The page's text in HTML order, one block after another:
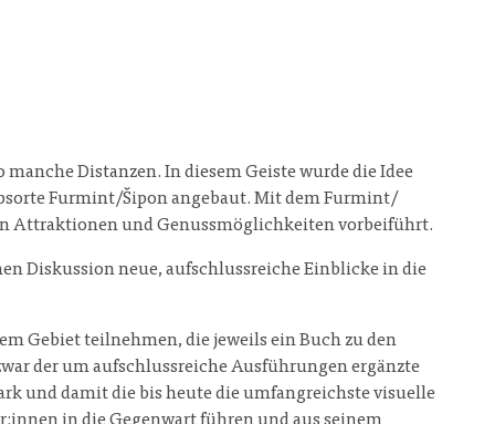
Distanzen. In diesem Geiste wurde die Idee
Furmint/Šipon angebaut. Mit dem Furmint/
Attraktionen und Genussmöglichkeiten vorbeiführt.
Diskussion neue, aufschlussreiche Einblicke in die
Gebiet teilnehmen, die jeweils ein Buch zu den
der um aufschlussreiche Ausführungen ergänzte
und damit die bis heute die umfangreichste visuelle
in die Gegenwart führen und aus seinem